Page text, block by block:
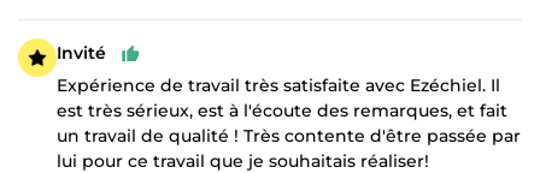
Invité
Expérience de travail très satisfaite avec Ezéchiel. Il
est très sérieux, est à l'écoute des remarques, et fait
un travail de qualité ! Très contente d'être passée par
lui pour ce travail que je souhaitais réaliser!